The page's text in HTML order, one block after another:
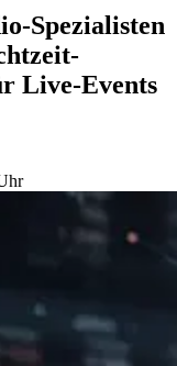
Spezialisten
Live-Events